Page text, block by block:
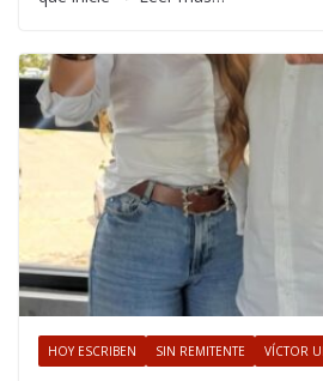
HOY ESCRIBEN SIN REMITENTE VÍCTOR